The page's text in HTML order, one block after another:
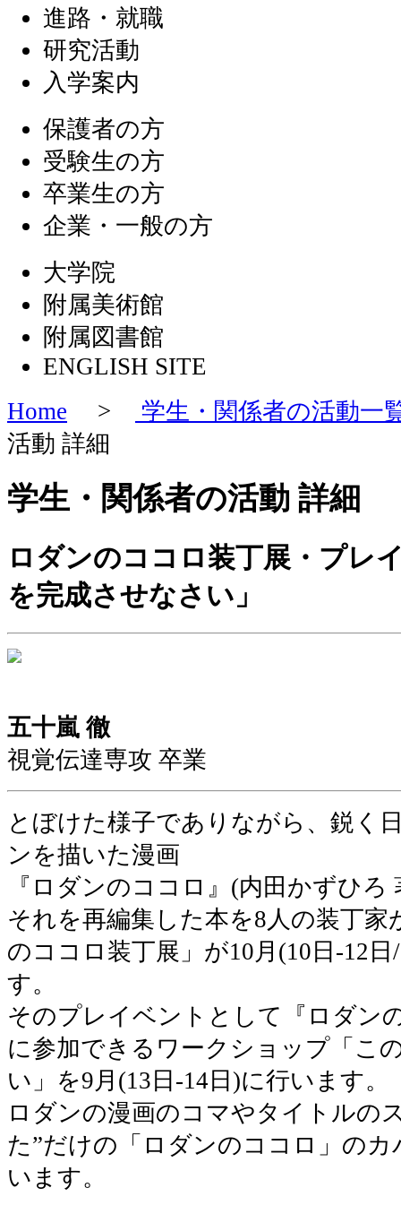
進路・就職
研究活動
入学案内
保護者の方
受験生の方
卒業生の方
企業・一般の方
大学院
附属美術館
附属図書館
ENGLISH SITE
Home >
学生・関係者の活動一
活動 詳細
学生・関係者の活動 詳細
ロダンのココロ装丁展・プレ
を完成させなさい」
五十嵐 徹
視覚伝達専攻 卒業
とぼけた様子でありながら、鋭く
ンを描いた漫画
『ロダンのココロ』(内田かずひろ
それを再編集した本を8人の装丁
のココロ装丁展」が10月(10日-12
す。
そのプレイベントとして『ロダン
に参加できるワークショップ「こ
い」を9月(13日-14日)に行います。
ロダンの漫画のコマやタイトルの
た”だけの「ロダンのココロ」の
います。